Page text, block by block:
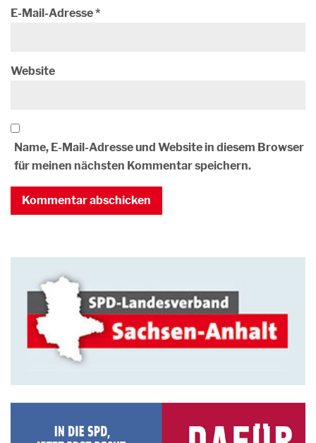
E-Mail-Adresse*
Website
Name, E-Mail-Adresse und Website in diesem Browser
für meinen nächsten Kommentar speichern.